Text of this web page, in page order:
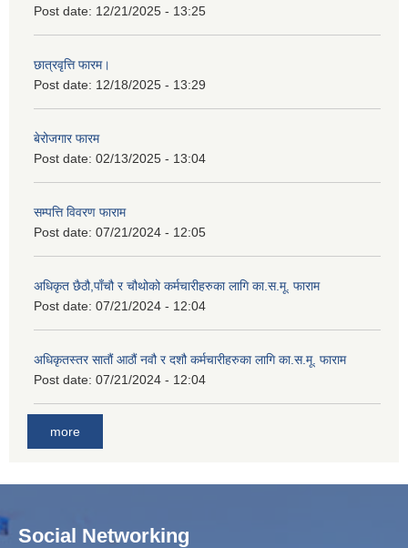
Post date: 12/21/2025 - 13:25
छात्रवृत्ति फारम।
Post date: 12/18/2025 - 13:29
बेरोजगार फारम
Post date: 02/13/2025 - 13:04
सम्पत्ति विवरण फाराम
Post date: 07/21/2024 - 12:05
अधिकृत छैठौ,पाँचौ र चौथोको कर्मचारीहरुका लागि का.स.मू. फाराम
Post date: 07/21/2024 - 12:04
अधिकृतस्तर सातौं आठौं नवौ र दशौ कर्मचारीहरुका लागि का.स.मू. फाराम
Post date: 07/21/2024 - 12:04
more
Social Networking